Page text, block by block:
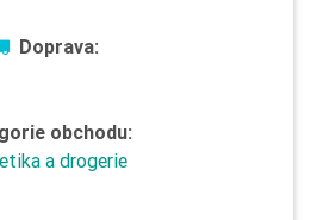
Doprava:
obchodu:
a drogerie